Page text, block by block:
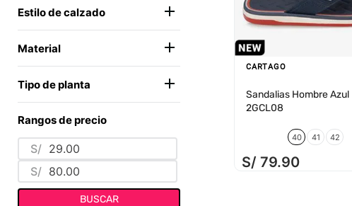
NEGRO (3)
Estilo de calzado
FLIP FLOP (10)
SLIDER (4)
Material
Tipo de planta
Rangos de precio
S/
S/
BUSCAR
CARTAGO
Sandalias Hombre Azul
2GCL08
40 41 42
S/ 79.90